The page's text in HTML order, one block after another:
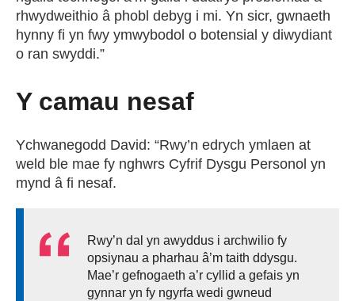
rhwydweithio â phobl debyg i mi. Yn sicr, gwnaeth
hynny fi yn fwy ymwybodol o botensial y diwydiant
o ran swyddi.”
Y camau nesaf
Ychwanegodd David: “Rwy’n edrych ymlaen at
weld ble mae fy nghwrs Cyfrif Dysgu Personol yn
mynd â fi nesaf.
Rwy’n dal yn awyddus i archwilio fy
opsiynau a pharhau â’m taith ddysgu.
Mae’r gefnogaeth a’r cyllid a gefais yn
gynnar yn fy ngyrfa wedi gwneud